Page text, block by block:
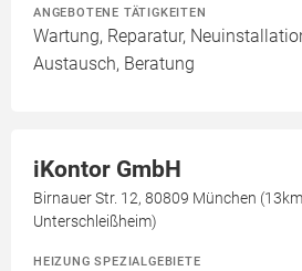
ANGEBOTENE TÄTIGKEITEN
Wartung, Reparatur,
Austausch, Beratung
iKontor GmbH
Birnauer Str. 12, 80809 München
Unterschleißheim)
HEIZUNG SPEZIALGEBIETE